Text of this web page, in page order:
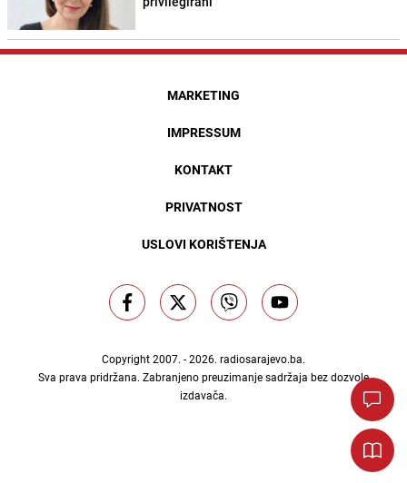
MARKETING
IMPRESSUM
KONTAKT
PRIVATNOST
USLOVI KORIŠTENJA
Copyright 2007. - 2026. radiosarajevo.ba.
Sva prava pridržana. Zabranjeno preuzimanje sadržaja bez dozvole
izdavača.